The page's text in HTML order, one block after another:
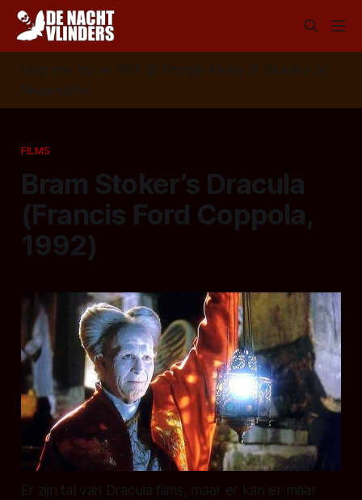
Volg ons op: 📣 RSS 📰 Google News 🦋 Bluesky
✉️
Nieuwsbrief
FILMS
Bram Stoker’s Dracula
(Francis Ford Coppola,
1992)
Er zijn tal van Dracula films, maar er kan er maar